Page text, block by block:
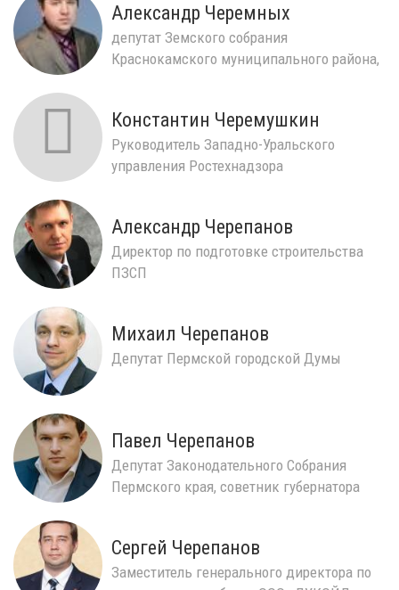
Александр Черемных
депутат Земского собрания
Краснокамского муниципального района,
Константин Черемушкин
Руководитель Западно-Уральского
управления Ростехнадзора
Александр Черепанов
Директор по подготовке строительства
ПЗСП
Михаил Черепанов
Депутат Пермской городской Думы
Павел Черепанов
Депутат Законодательного Собрания
Пермского края, советник губернатора
Сергей Черепанов
Заместитель генерального директора по